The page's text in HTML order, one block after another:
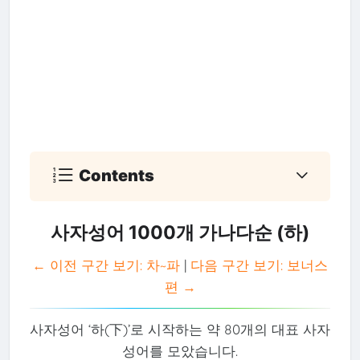
Contents
사자성어 1000개 가나다순 (하)
← 이전 구간 보기: 차~파 | 다음 구간 보기: 보너스
편 →
사자성어 ‘하(下)’로 시작하는 약 80개의 대표 사자
성어를 모았습니다.